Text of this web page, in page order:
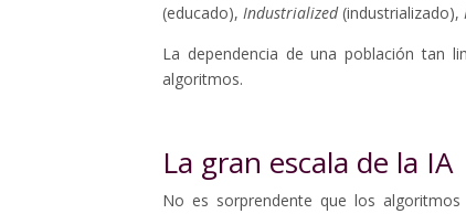
(educado), Industrialized(industrializado),
La dependencia de una población tan
algoritmos.
La gran escala de la IA
No es sorprendente que los